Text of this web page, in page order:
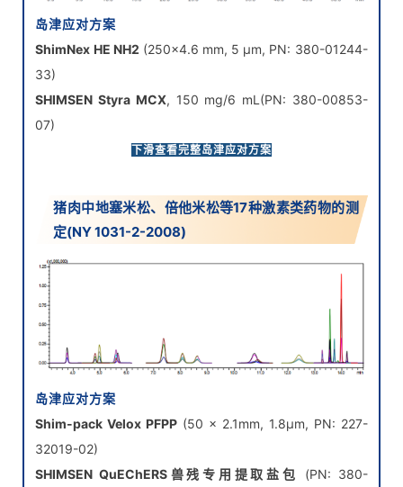
岛津应对方案
ShimNex HE NH2 (250×4.6 mm, 5 μm, PN: 380-01244-
33)
SHIMSEN Styra MCX, 150 mg/6 mL(PN: 380-00853-
07)
下滑查看完整岛津应对方案
猪肉中地塞米松、倍他米松等17种激素类药物的测
定(NY 1031-2-2008)
岛津应对方案
Shim-pack Velox PFPP (50 x 2.1mm, 1.8μm, PN: 227-
32019-02)
SHIMSEN QuEChERS兽残专用提取盐包
(PN: 380-